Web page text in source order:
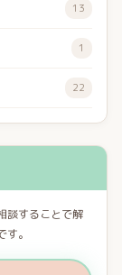
13
1
22
談することで解
。